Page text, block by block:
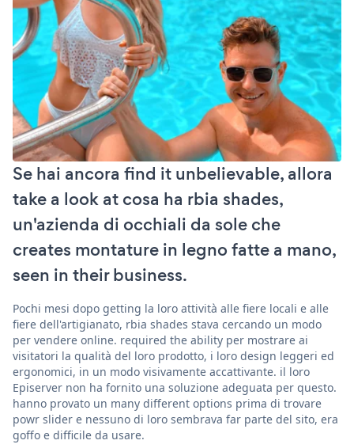
Se hai ancora find it unbelievable, allora
take a look at cosa ha rbia shades,
un'azienda di occhiali da sole che
creates montature in legno fatte a mano,
seen in their business.
Pochi mesi dopo getting la loro attività alle fiere locali e alle
fiere dell'artigianato, rbia shades stava cercando un modo
per vendere online. required the ability per mostrare ai
visitatori la qualità del loro prodotto, i loro design leggeri ed
ergonomici, in un modo visivamente accattivante. il loro
Episerver non ha fornito una soluzione adeguata per questo.
hanno provato un many different options prima di trovare
powr slider e nessuno di loro sembrava far parte del sito, era
goffo e difficile da usare.